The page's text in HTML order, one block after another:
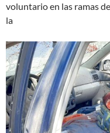
voluntario en las ramas
la